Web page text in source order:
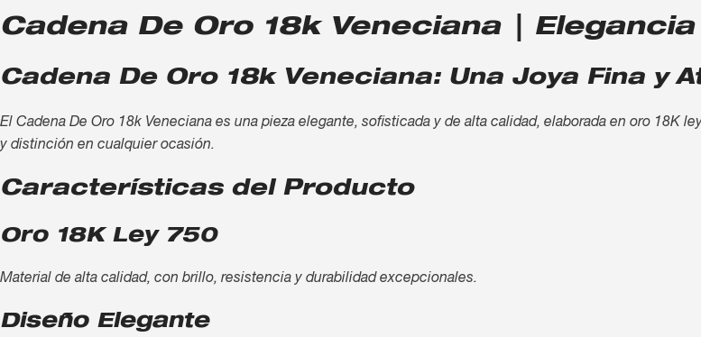
Cadena De Oro 18k Veneciana |
Cadena De Oro 18k Veneciana: Una Joya Fina y
El Cadena De Oro 18k Veneciana es una pieza elegante, sofisticada y de alta calidad, elaborada en oro 18K
y distinción en cualquier ocasión.
Características del Producto
Oro 18K Ley 750
Material de alta calidad, con brillo, resistencia y durabilidad excepcionales.
Diseño Elegante